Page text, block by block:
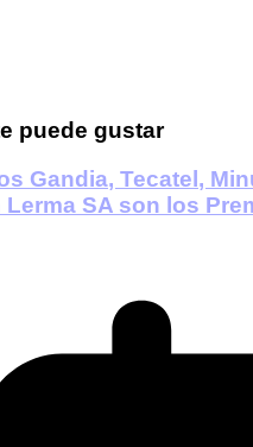
puede gustar
Gandia, Tecatel,
SA son los